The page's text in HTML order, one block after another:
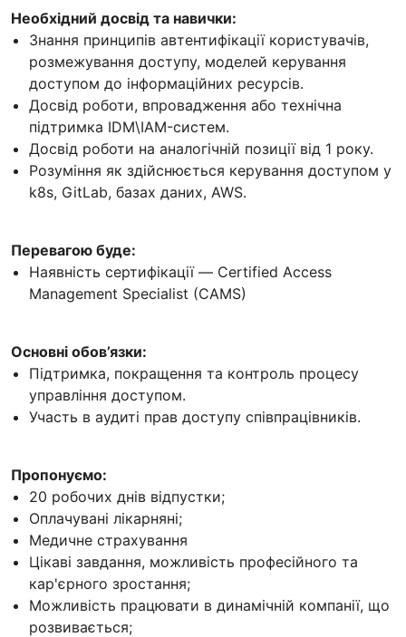
Необхідний досвід та навички:
Знання принципів автентифікації користувачів,
розмежування доступу, моделей керування
доступом до інформаційних ресурсів.
Досвід роботи, впровадження або технічна
підтримка IDM\IAM-систем.
Досвід роботи на аналогічній позиції від 1 року.
Розуміння як здійснюється керування доступом у
k8s, GitLab, базах даних, AWS.
Перевагою буде:
Наявність сертифікації — Certified Access
Management Specialist (CAMS)
Основні обов’язки:
Підтримка, покращення та контроль процесу
управління доступом.
Участь в аудиті прав доступу співпрацівників.
Пропонуємо:
20 робочих днів відпустки;
Оплачувані лікарняні;
Медичне страхування
Цікаві завдання, можливість професійного та
кар'єрного зростання;
Можливість працювати в динамічній компанії, що
розвивається;